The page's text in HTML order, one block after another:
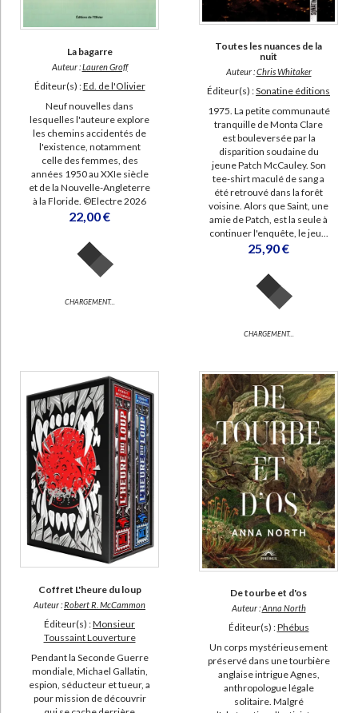
La bagarre
Auteur :Lauren Groff
Éditeur(s) :Ed. de l'Olivier
Neuf nouvelles dans
lesquelles l'auteure explore
les chemins accidentés de
l'existence, notamment
celle des femmes, des
années 1950 au XXIe siècle
et de la Nouvelle-Angleterre
à la Floride. ©Electre 2026
22,00 €
CHARGEMENT...
Toutes les nuances de la
nuit
Auteur :Chris Whitaker
Éditeur(s) :Sonatine éditions
1975. La petite communauté
tranquille de Monta Clare
est bouleversée par la
disparition soudaine du
jeune Patch McCauley. Son
tee-shirt maculé de sang a
été retrouvé dans la forêt
voisine. Alors que Saint, une
amie de Patch, est la seule à
continuer l'enquête, le jeu...
25,90 €
CHARGEMENT...
Coffret L'heure du loup
Auteur : Robert R. McCammon
Éditeur(s) :Monsieur
Toussaint Louverture
Pendant la Seconde Guerre
mondiale, Michael Gallatin,
espion, séducteur et tueur, a
pour mission de découvrir
De tourbe et d'os
Auteur :Anna North
Éditeur(s) :Phébus
Un corps mystérieusement
préservé dans une tourbière
anglaise intrigue Agnes,
anthropologue légale
solitaire. Malgré